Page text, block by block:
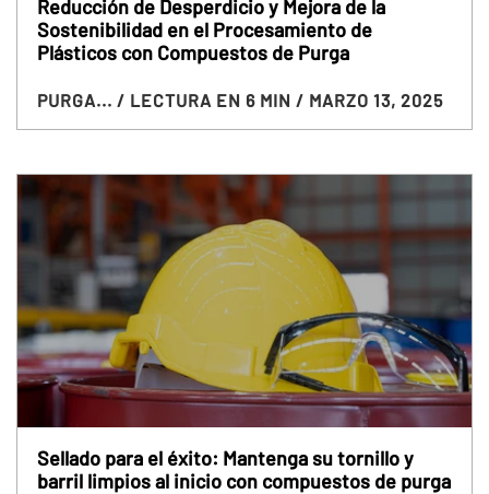
Reducción de Desperdicio y Mejora de la
Sostenibilidad en el Procesamiento de
Plásticos con Compuestos de Purga
PURGA... / LECTURA EN 6 MIN / MARZO 13, 2025
Sellado para el éxito: Mantenga su tornillo y
barril limpios al inicio con compuestos de purga